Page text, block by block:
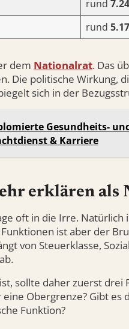
rund
rund
dem Nationalrat. Das
Die politische Wirkung,
sich in der
Gesundheits-
& Karriere
erklären als
oft in die Irre. Natürlich
ist aber der
von Steuerklasse,
sollte daher zuerst drei
Obergrenze? Gibt es
Funktion?